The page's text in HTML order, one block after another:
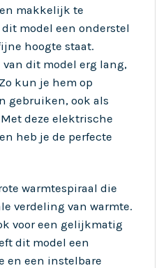
makkelijk te
model een onderstel
hoogte staat.
van dit model erg lang,
kun je hem op
gebruiken, ook als
deze elektrische
heb je de perfecte
warmtespiraal die
verdeling van warmte.
voor een gelijkmatig
dit model een
en een instelbare